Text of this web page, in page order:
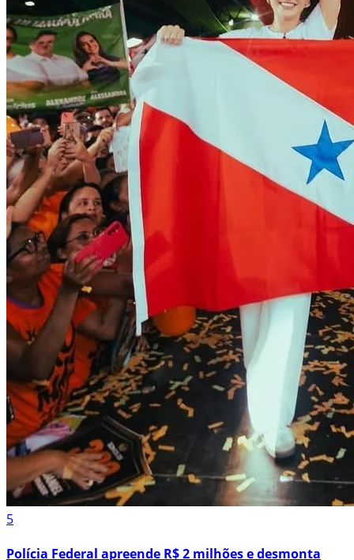
5
Polícia Federal apreende R$ 2 milhões e desmonta